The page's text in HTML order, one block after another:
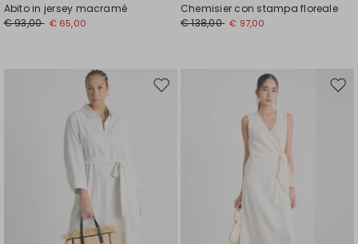
Abito in jersey macramè
€ 93,00 € 65,00
Chemisier con stampa floreale
€ 138,00 € 97,00
Sposta